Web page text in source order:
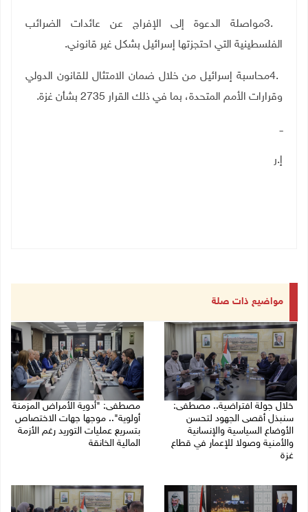
3.مواصلة الدعوة إلى الإفراج عن عائدات الضرائب
الفلسطينية التي احتجزتها إسرائيل بشكل غير قانوني.
4.محاسبة إسرائيل من خلال ضمان الامتثال للقانون الدولي
وقرارات الأمم المتحدة، بما في ذلك القرار 2735 بشأن غزة
.
ــ
إ.ر
مواضيع ذات صلة
خلال جولة افتراضية.. مصطفى:
سنبذل أقصى الجهود لتحسن
الأوضاع السياسية والإنسانية
والأمنية وصولا للإعمار في قطاع
غزة
مصطفى: "أدوية الأمراض المزمنة
أولوية".. موجها جهات الاختصاص
بتسريع عمليات التوريد رغم الأزمة
المالية الخانقة